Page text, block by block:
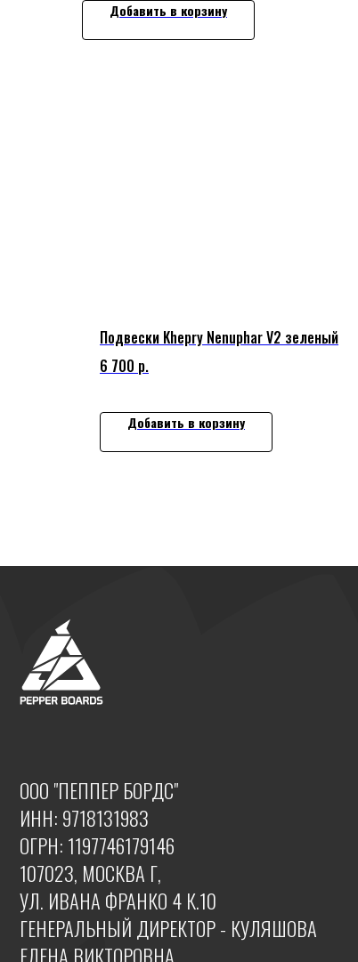
Добавить в корзину
Подвески Khepry Nenuphar V2 зеленый
6 700 р.
Добавить в корзину
107023, МОСКВА Г,
УЛ. ИВАНА ФРАНКО 4 К.10
ГЕНЕРАЛЬНЫЙ ДИРЕКТОР - КУЛЯШОВА
ЕЛЕНА ВИКТОРОВНА
©️ 2026 PEPPERBOARDS.RU ВСЕ ПРАВА ЗАЩИЩЕНЫ